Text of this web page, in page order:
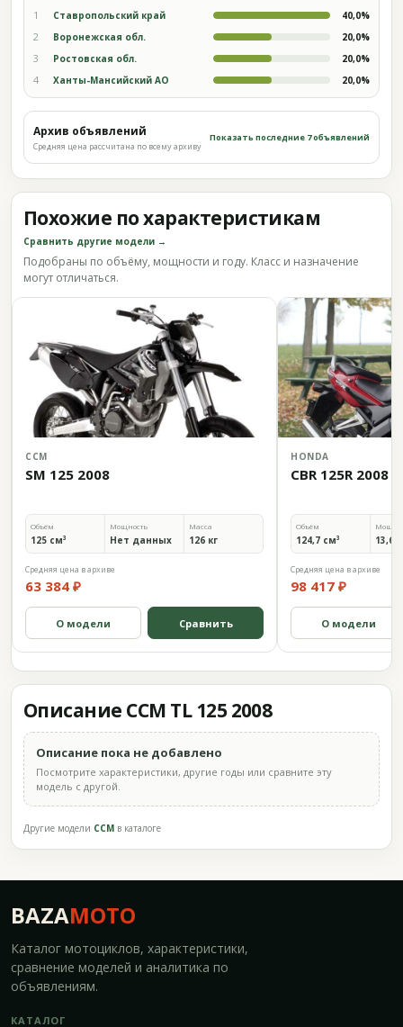
1 Ставропольский край 40,0%
2 Воронежская обл. 20,0%
3 Ростовская обл. 20,0%
4 Ханты-Мансийский АО 20,0%
Архив объявлений
Средняя цена рассчитана по всему архиву
Показать последние 7 объявлений
Похожие по характеристикам
Сравнить другие модели →
Подобраны по объёму, мощности и году. Класс и назначение
могут отличаться.
CCM
SM 125 2008
Объём
125 см³
Мощность
Нет данных
Масса
126 кг
Средняя цена в архиве
63 384 ₽
О модели Сравнить
HONDA
CBR 125R 2008
Объём
124,7 см³ 13,6
Средняя цена в архиве
98 417 ₽
О модели
Описание CCM TL 125 2008
Описание пока не добавлено
Посмотрите характеристики, другие годы или сравните эту
модель с другой.
Другие модели CCM в каталоге
BAZAMOTO
Каталог мотоциклов, характеристики,
сравнение моделей и аналитика по
объявлениям.
КАТАЛОГ